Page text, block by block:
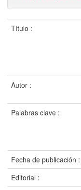
Título :
Autor :
Palabras clave :
Fecha de publicación :
Editorial :